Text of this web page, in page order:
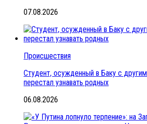
07.08.2026
Происшествия
Студент, осужденный в Баку с
перестал узнавать родных
06.08.2026